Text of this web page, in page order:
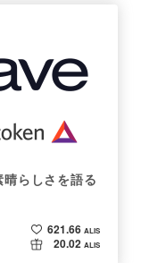
らしさを語る
621.66 ALIS
20.02 ALIS